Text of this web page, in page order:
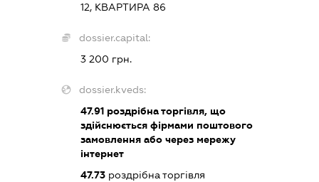
12, КВАРТИРА 86
dossier.capital:
3 200 грн.
dossier.kveds:
47.91 роздрібна торгівля, що
здійснюється фірмами поштового
замовлення або через мережу
інтернет
47.73 роздрібна торгівля